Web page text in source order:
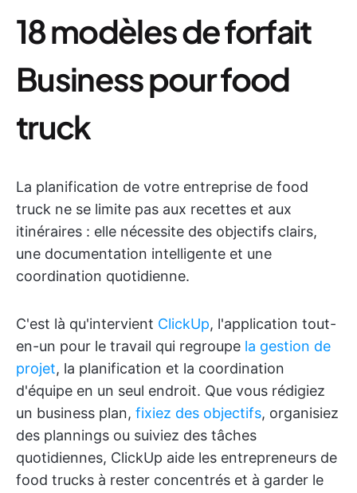
18 modèles de forfait
Business pour food
truck
La planification de votre entreprise de food
truck ne se limite pas aux recettes et aux
itinéraires : elle nécessite des objectifs clairs,
une documentation intelligente et une
coordination quotidienne.
C'est là qu'intervient ClickUp, l'application tout-
en-un pour le travail qui regroupe la gestion de
projet, la planification et la coordination
d'équipe en un seul endroit. Que vous rédigiez
un business plan, fixiez des objectifs, organisiez
des plannings ou suiviez des tâches
quotidiennes, ClickUp aide les entrepreneurs de
food trucks à rester concentrés et à garder le